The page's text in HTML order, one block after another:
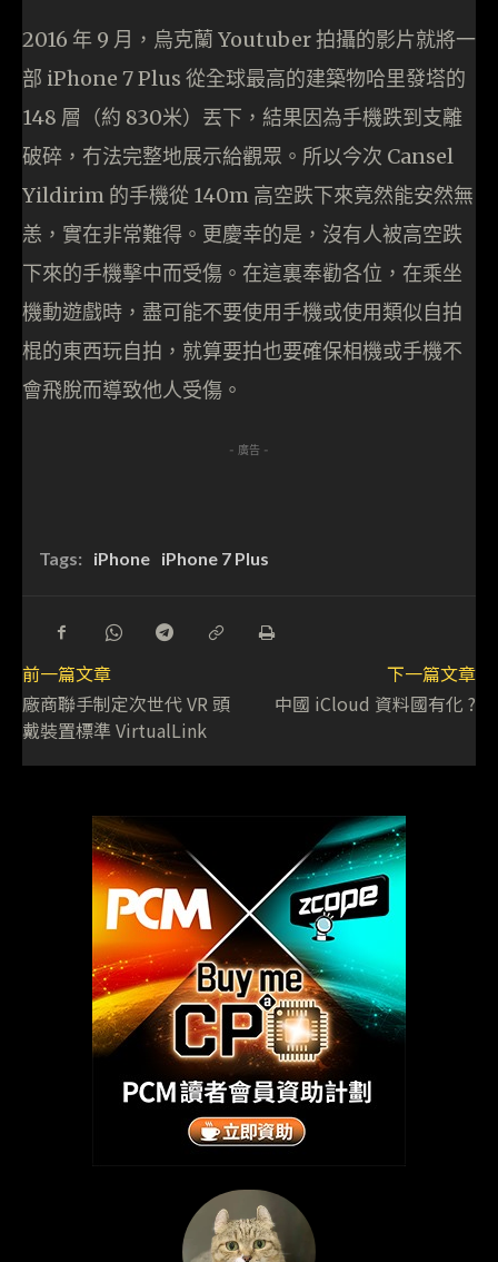
2016 年 9 月，烏克蘭 Youtuber 拍攝的影片就將一
部 iPhone 7 Plus 從全球最高的建築物哈里發塔的
148 層（約 830米）丟下，結果因為手機跌到支離
破碎，冇法完整地展示給觀眾。所以今次 Cansel
Yildirim 的手機從 140m 高空跌下來竟然能安然無
恙，實在非常難得。更慶幸的是，沒有人被高空跌
下來的手機擊中而受傷。在這裏奉勸各位，在乘坐
機動遊戲時，盡可能不要使用手機或使用類似自拍
棍的東西玩自拍，就算要拍也要確保相機或手機不
會飛脫而導致他人受傷。
- 廣告 -
Tags: iPhone iPhone 7 Plus
前一篇文章
廠商聯手制定次世代 VR 頭
戴裝置標準 VirtualLink
下一篇文章
中國 iCloud 資料國有化 ?